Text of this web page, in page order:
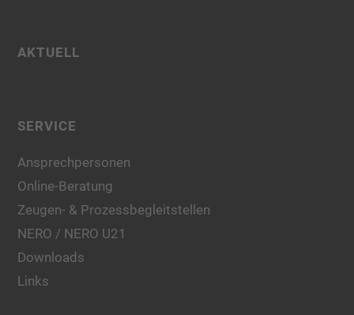
AKTUELL
SERVICE
Ansprechpersonen
Online-Beratung
Zeugen- & Prozessbegleitstellen
NERO / NERO U21
Downloads
Links